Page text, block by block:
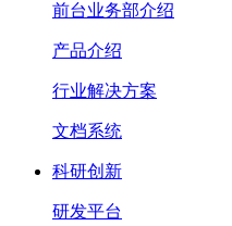
前台业务部介绍
产品介绍
行业解决方案
文档系统
科研创新
研发平台